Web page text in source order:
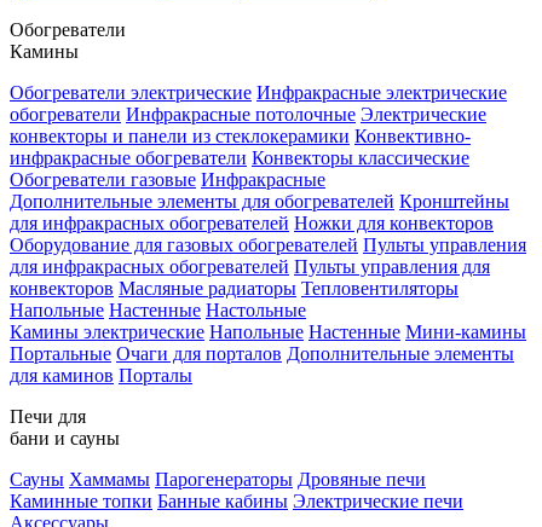
Обогреватели
Камины
Обогреватели электрические Инфракрасные электрические
обогреватели Инфракрасные потолочные Электрические
конвекторы и панели из стеклокерамики Конвективно-
инфракрасные обогреватели Конвекторы классические
Обогреватели газовые Инфракрасные
Дополнительные элементы для обогревателей Кронштейны
для инфракрасных обогревателей Ножки для конвекторов
Оборудование для газовых обогревателей Пульты управления
для инфракрасных обогревателей Пульты управления для
конвекторов Масляные радиаторы Тепловентиляторы
Напольные Настенные Настольные
Камины электрические Напольные Настенные Мини-камины
Портальные Очаги для порталов Дополнительные элементы
для каминов Порталы
Печи для
бани и сауны
Сауны Хаммамы Парогенераторы Дровяные печи
Каминные топки Банные кабины Электрические печи
Аксессуары